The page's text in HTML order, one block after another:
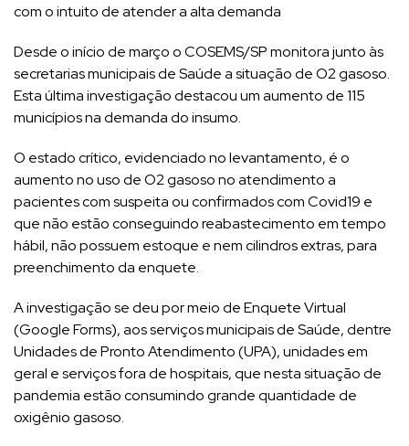
com o intuito de atender a alta demanda
Desde o início de março o COSEMS/SP monitora junto às
secretarias municipais de Saúde a situação de O2 gasoso.
Esta última investigação destacou um aumento de 115
municípios na demanda do insumo.
O estado crítico, evidenciado no levantamento, é o
aumento no uso de O2 gasoso no atendimento a
pacientes com suspeita ou confirmados com Covid19 e
que não estão conseguindo reabastecimento em tempo
hábil, não possuem estoque e nem cilindros extras, para
preenchimento da enquete.
A investigação se deu por meio de Enquete Virtual
(Google Forms), aos serviços municipais de Saúde, dentre
Unidades de Pronto Atendimento (UPA), unidades em
geral e serviços fora de hospitais, que nesta situação de
pandemia estão consumindo grande quantidade de
oxigênio gasoso.